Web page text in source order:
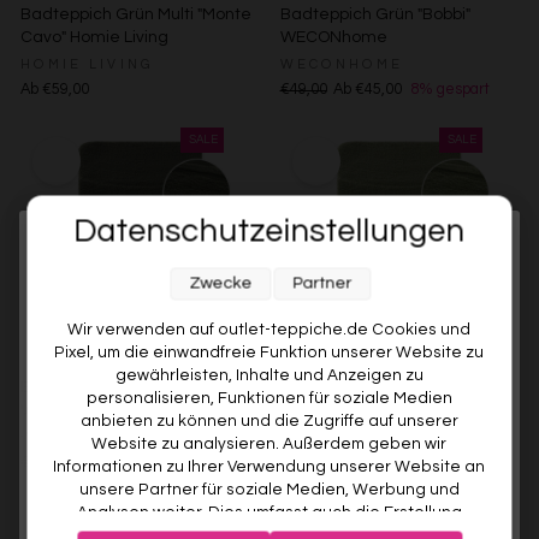
Badteppich Grün Multi "Monte
Cavo" Homie Living
Ab €59,00
Badteppich Grün "Bobbi"
WECONhome
€49,00 Ab €45,00 8% gespart
Badteppich Kiefer Grün "Marc"
WECONhome
WECONHOME
€49,00 Ab €45,00 8% gespart
Badteppich Reseda Grün
WECONHOME
€49,00 Ab €45,00 8% gespart
Datenschutzeinstellungen
Wir verwenden auf outlet-teppiche.de Cookies und
Pixel, um die einwandfreie Funktion unserer Website zu
gewährleisten, Inhalte und Anzeigen zu
personalisieren, Funktionen für soziale Medien
anbieten zu können und die Zugriffe auf unserer
Website zu analysieren. Außerdem geben wir
Informationen zu Ihrer Verwendung unserer Website an
unsere Partner für soziale Medien, Werbung und
Analysen weiter. Dies umfasst auch die Erstellung
pseudonymer Nutzungsprofile. Unsere Partner (Google
Zwecke Partner
Melde dich jetzt für unseren Newsletter an und sichere dir
10% RABATT AUF DEINE
ERSTE BESTELLUNG! 😍
VORNAME